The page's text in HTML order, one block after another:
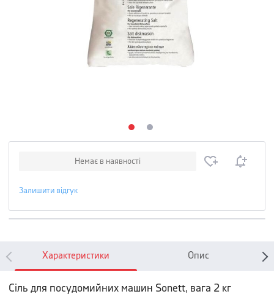
Немає в наявності
Залишити відгук
Характеристики Опис
Cіль для посудомийних машин Sonett, вага 2 кг